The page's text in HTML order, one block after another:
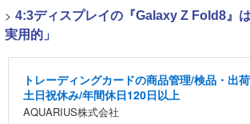
> 4:3ディスプレイの『Galaxy Z Fold8』
実用的」
トレーディングカードの商品管理/検品・出
土日祝休み/年間休日120日以上
AQUARIUS株式会社